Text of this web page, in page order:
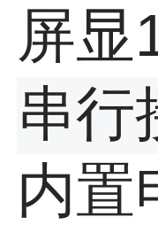
屏显
串行
内置